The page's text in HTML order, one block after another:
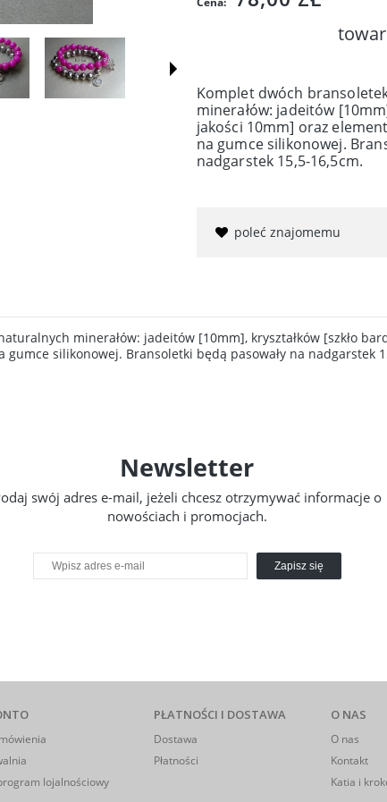
Komplet dwóch
minerałów: jadeitów
jakości 10mm] oraz
na gumce silikonowej.
nadgarstek 15,5-16,5cm.
poleć znajomemu
minerałów: jadeitów [10mm], kryształków [szkło
silikonowej. Bransoletki będą pasowały na nadgarstek
Newsletter
swój adres e-mail, jeżeli chcesz otrzymywać informacje o
nowościach i promocjach.
Zapisz się
lojalnościowy
PŁATNOŚCI I DOSTAWA
Dostawa
Płatności
O NAS
O nas
Kontakt
Katia i